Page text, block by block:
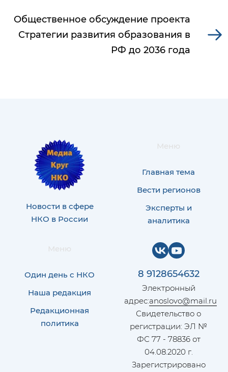
Общественное обсуждение проекта
Стратегии развития образования в
РФ до 2036 года
Новости в сфере
НКО в России
Меню
Главная тема
Вести регионов
Эксперты и
аналитика
Меню
Один день с НКО
Наша редакция
Редакционная
политика
8 9128654632
Электронный
адрес:anoslovo@mail.ru
Свидетельство о
регистрации: ЭЛ №
ФС 77 - 78836 от
04.08.2020 г.
Зарегистрировано